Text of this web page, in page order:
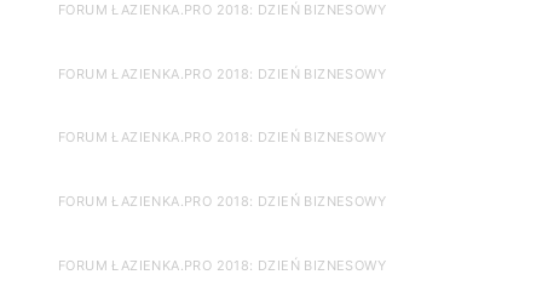
FORUM ŁAZIENKA.PRO 2018: DZIEŃ BIZNESOWY
FORUM ŁAZIENKA.PRO 2018: DZIEŃ BIZNESOWY
FORUM ŁAZIENKA.PRO 2018: DZIEŃ BIZNESOWY
FORUM ŁAZIENKA.PRO 2018: DZIEŃ BIZNESOWY
FORUM ŁAZIENKA.PRO 2018: DZIEŃ BIZNESOWY